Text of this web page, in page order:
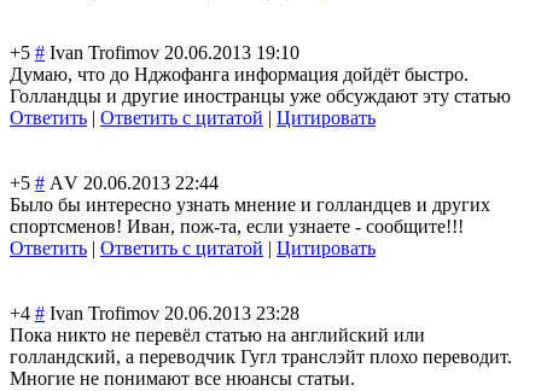
+5 # Ivan Trofimov 20.06.2013 19:10
Думаю, что до Нджофанга информация дойдёт быстро.
Голландцы и другие иностранцы уже обсуждают эту статью
Ответить | Ответить с цитатой | Цитировать
+5 # АV 20.06.2013 22:44
Было бы интересно узнать мнение и голландцев и других
спортсменов! Иван, пож-та, если узнаете - сообщите!!!
Ответить | Ответить с цитатой | Цитировать
+4 # Ivan Trofimov 20.06.2013 23:28
Пока никто не перевёл статью на английский или
голландский, а переводчик Гугл транслэйт плохо переводит.
Многие не понимают все нюансы статьи.